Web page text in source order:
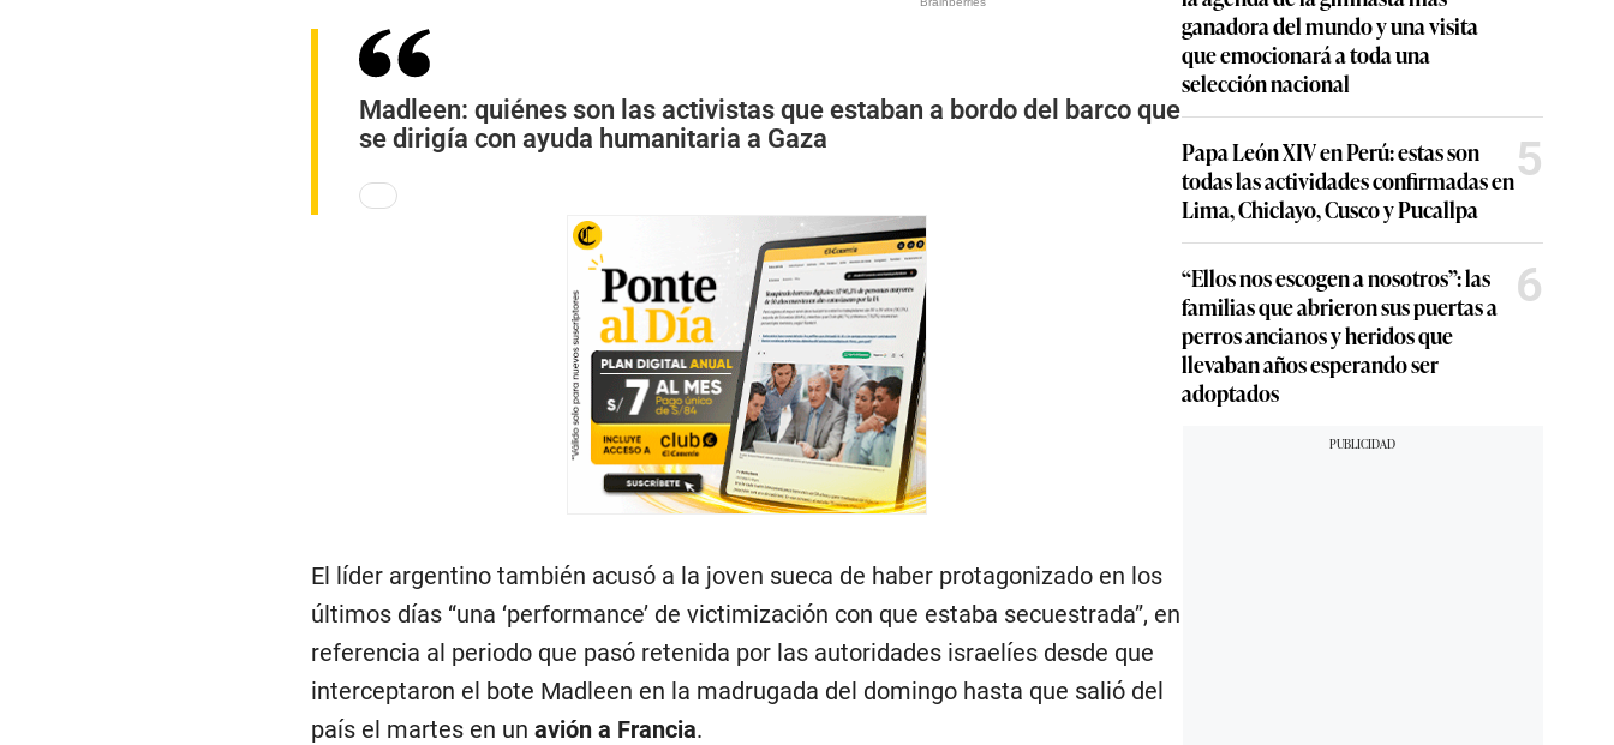
Madleen: quiénes son las activistas que estaban a bordo del barco que
se dirigía con ayuda humanitaria a Gaza
El líder argentino también acusó a la joven sueca de haber protagonizado en los
últimos días “una ‘performance’ de victimización con que estaba secuestrada”, en
referencia al periodo que pasó retenida por las autoridades israelíes desde que
interceptaron el bote Madleen en la madrugada del domingo hasta que salió del
país el martes en un avión a Francia.
ganadora del mundo y una visita
que emocionará a toda una
selección nacional
Papa León XIV en Perú: estas son
todas las actividades confirmadas en
Lima, Chiclayo, Cusco y Pucallpa
5
“Ellos nos escogen a nosotros”: las
familias que abrieron sus puertas a
perros ancianos y heridos que
llevaban años esperando ser
adoptados
6